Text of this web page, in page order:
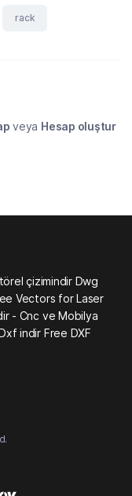
rack
veya Hesap oluştur
çizimindir Dwg
Vectors for Laser
- Cnc ve Mobilya
indir Free DXF